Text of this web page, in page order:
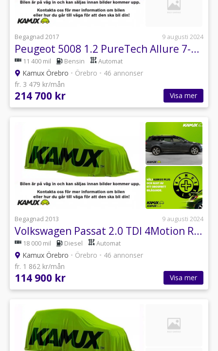
Begagnad 2017 9 augusti 2024
Peugeot 5008 1.2 PureTech Allure 7-Sits Panorama 130hk
11 400 mil Bensin Automat
Kamux Örebro • Örebro • 46 annonser
fr. 3 479 kr/mån
214 700 kr Visa mer
Begagnad 2013 9 augusti 2024
Volkswagen Passat 2.0 TDI 4Motion R-Line Helskinn Drag 177hk
18 000 mil Diesel Automat
Kamux Örebro • Örebro • 46 annonser
fr. 1 862 kr/mån
114 900 kr Visa mer